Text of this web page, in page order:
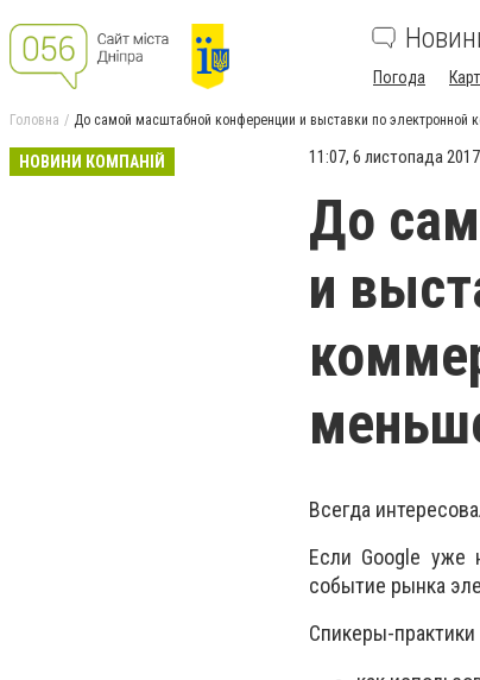
Погода
Головна До самой масштабной конференции и выставки по электронной
НОВИНИ КОМПАНІЙ 11:07, 6 листопада
До
и
Всегда
Если Google уже
событие рынка
Спикеры-